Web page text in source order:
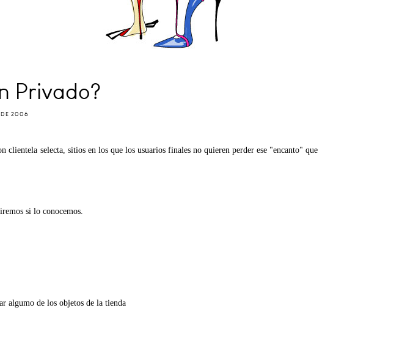
Privado?
DE 2006
clientela selecta, sitios en los que los usuarios finales no quieren perder ese "encanto" que
si lo conocemos.
algumo de los objetos de la tienda